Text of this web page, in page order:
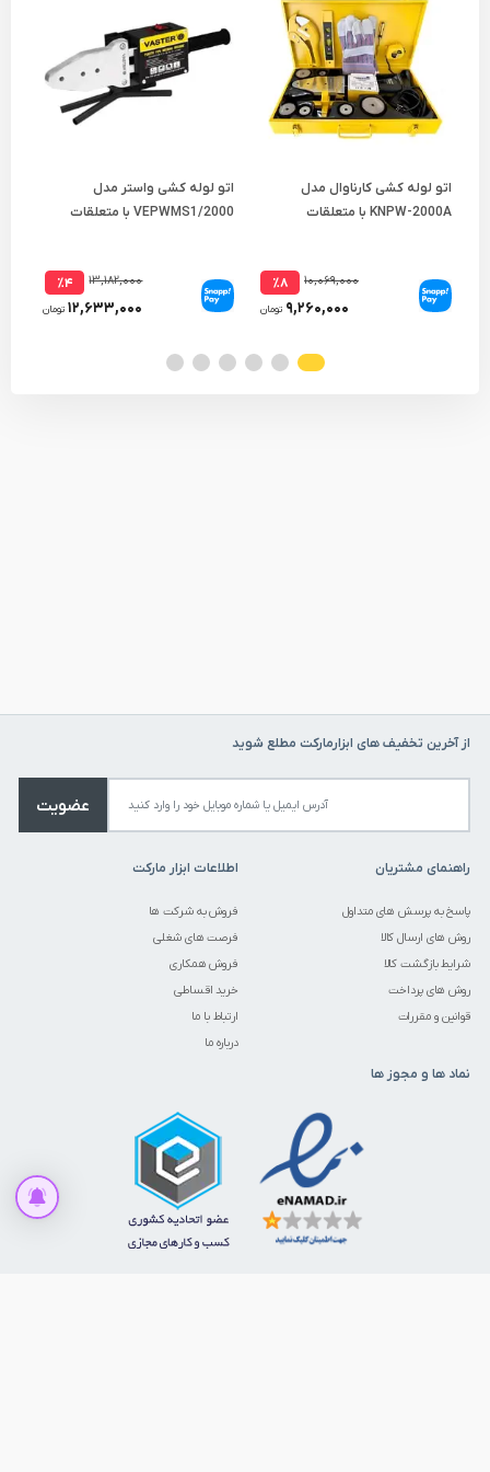
اتو لوله کشی کارناوال مدل
KNPW-2000A با متعلقات
۱۰,۰۶۹,۰۰۰ ٪۸
۹,۲۶۰,۰۰۰ تومان
اتو لوله کشی واستر مدل
VEPWMS1/2000 با متعلقات
۱۳,۱۸۲,۰۰۰ ٪۴
۱۲,۶۳۳,۰۰۰ تومان
از آخرین تخفیف های ابزارمارکت مطلع شوید
عضویت
راهنمای مشتریان
پاسخ به پرسش های متداول
روش های ارسال کالا
شرایط بازگشت کالا
روش های پرداخت
قوانین و مقررات
اطلاعات ابزار مارکت
فروش به شرکت ها
فرصت های شغلی
فروش همکاری
خرید اقساطی
ارتباط با ما
درباره ما
نماد ها و مجوز ها
قیمت این کالا متغیر میباشد. می توانید برای استعلام قیمت تماس حاصل
برای قیمت تماس بگیرید